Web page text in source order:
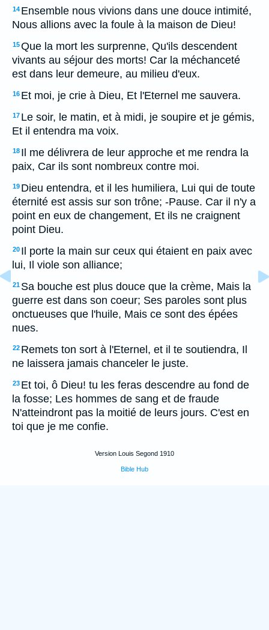
14 Ensemble nous vivions dans une douce intimité,
Nous allions avec la foule à la maison de Dieu!
15Que la mort les surprenne, Qu'ils descendent
vivants au séjour des morts! Car la méchanceté
est dans leur demeure, au milieu d'eux.
16 Et moi, je crie à Dieu, Et l'Eternel me sauvera.
17 Le soir, le matin, et à midi, je soupire et je gémis,
Et il entendra ma voix.
18 Il me délivrera de leur approche et me rendra la
paix, Car ils sont nombreux contre moi.
19 Dieu entendra, et il les humiliera, Lui qui de toute
éternité est assis sur son trône; -Pause. Car il n'y a
point en eux de changement, Et ils ne craignent
point Dieu.
20 Il porte la main sur ceux qui étaient en paix avec
lui, Il viole son alliance;
21 Sa bouche est plus douce que la crème, Mais la
guerre est dans son coeur; Ses paroles sont plus
onctueuses que l'huile, Mais ce sont des épées
nues.
22 Remets ton sort à l'Eternel, et il te soutiendra, Il
ne laissera jamais chanceler le juste.
23 Et toi, ô Dieu! tu les feras descendre au fond de
la fosse; Les hommes de sang et de fraude
N'atteindront pas la moitié de leurs jours. C'est en
toi que je me confie.
Version Louis Segond 1910
Bible Hub